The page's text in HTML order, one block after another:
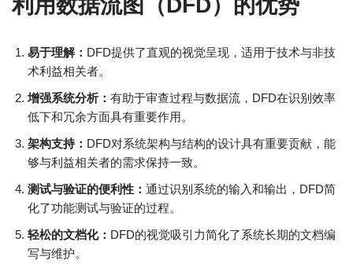
利用数据流图（DFD）的优势
易于理解： DFD提供了直观的视觉呈现，适用于技术与非技
术利益相关者。
增强系统分析： 有助于审查过程与数据流，DFD在识别效率
低下和冗余方面具有重要作用。
架构支持： DFD对系统架构与结构的设计具有重要贡献，能
够与利益相关者的需求保持一致。
测试与验证的便利性： 通过识别系统的输入和输出，DFD简
化了功能测试与验证的过程。
轻松的文档化： DFD的视觉吸引力简化了系统长期的文档编
写与维护。